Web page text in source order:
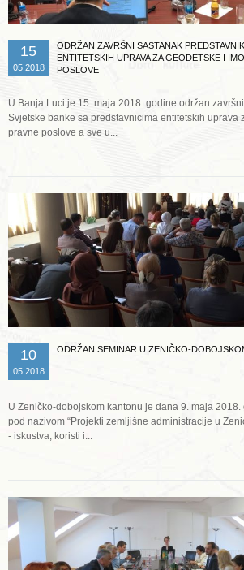
15
05.2018
ODRŽAN ZAVRŠNI SASTANAK
ENTITETSKIH UPRAVA ZA GEODETSKE I
POSLOVE
U Banja Luci je 15. maja 2018. godine održan
Svjetske banke sa predstavnicima entitetskih uprava
pravne poslove a sve u...
10
05.2018
ODRŽAN SEMINAR U ZENIČKO-
U Zeničko-dobojskom kantonu je dana 9. maja
pod nazivom “Projekti zemljišne administracije u
- iskustva, koristi i...